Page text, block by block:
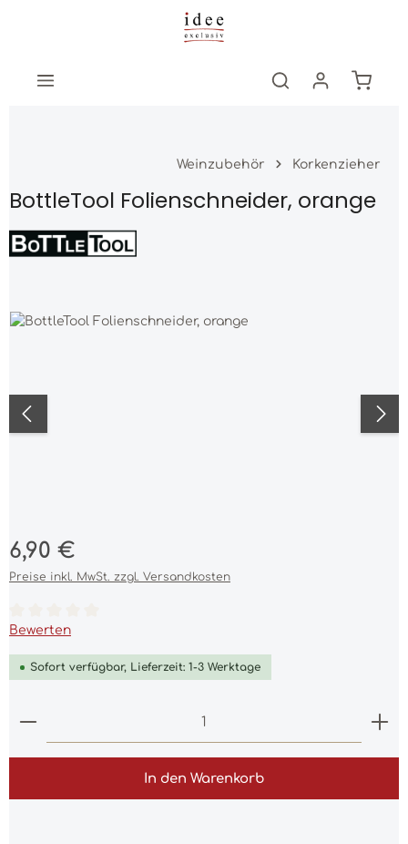
Zum Hauptinhalt springen
Weinzubehör Korkenzieher
BottleTool Folienschneider, orange
Bildergalerie überspringen
Regulärer Preis:
6,90 €
Preise inkl. MwSt. zzgl. Versandkosten
Durchschnittliche Bewertung von 0 von 5 Sternen
Bewerten
Sofort verfügbar, Lieferzeit: 1-3 Werktage
Produkt Anzahl: Gib den gewünschten Wert
In den Warenkorb